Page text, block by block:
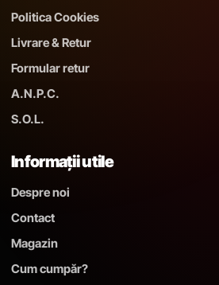
Politica Cookies
Livrare & Retur
Formular retur
A.N.P.C.
S.O.L.
Informații utile
Despre noi
Contact
Magazin
Cum cumpăr?